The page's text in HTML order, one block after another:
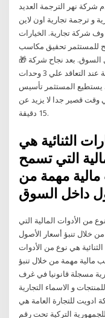
شركة نهر الترجمة العديد
و ترجمة تجارية اون لاين
وف شركة تجارية. الخيارات
للمستثمر تحقيق مكاسب
السوق. بعد نجاح شركة 🎁
سويت فندقي بمشروع لاكبيتال 1 هدية فورية عند التعاقد علي 3 وحدات
يستطيع المستثمر تأسيس
وقت قصير جدا لا يزيد عن
15 دقيقة.
الثنائية هي
التي تسمح
مهمة من
من الأدوات المالية التي
خلال تنبؤ أسعار الأصول
هي نوع من الأدوات
مالية مهمة من خلال تنبؤ
مسجلة قانونيا في غرف
و الاسماء التجارية
للتجارة العامة هي
التركية تحت رقم